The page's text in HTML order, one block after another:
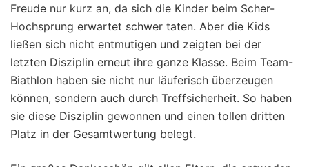
Freude nur kurz an, da sich die Kinder beim Scher-
Hochsprung erwartet schwer taten. Aber die Kids
ließen sich nicht entmutigen und zeigten bei der
letzten Disziplin erneut ihre ganze Klasse. Beim Team-
Biathlon haben sie nicht nur läuferisch überzeugen
können, sondern auch durch Treffsicherheit. So haben
sie diese Disziplin gewonnen und einen tollen dritten
Platz in der Gesamtwertung belegt.